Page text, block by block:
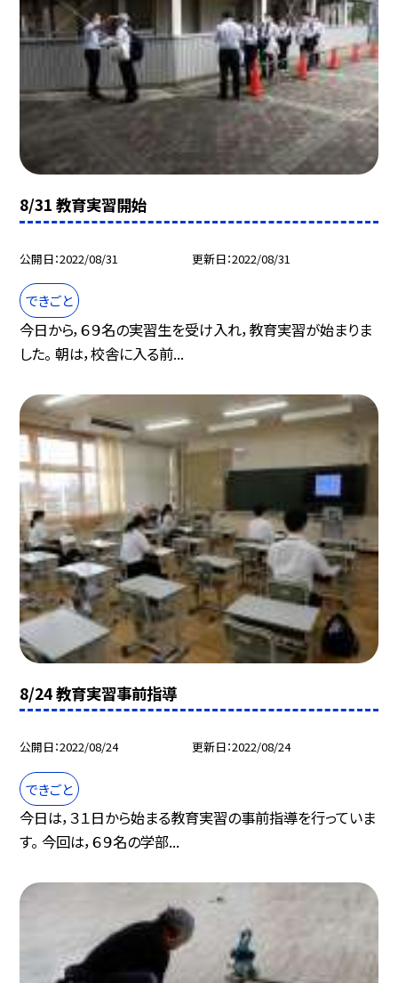
8/31 教育実習開始
公開日 2022/08/31 更新日 2022/08/31
できごと
今日から，６９名の実習生を受け入れ，教育実習が始まりま
した。 朝は，校舎に入る前...
8/24 教育実習事前指導
公開日 2022/08/24 更新日 2022/08/24
できごと
今日は，３１日から始まる教育実習の事前指導を行っていま
す。 今回は，６９名の学部...